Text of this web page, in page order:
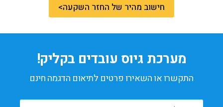
חישוב מהיר של החזר השקעה>
מערכת גיוס עובדים בקליק!
התקשרו או השאירו פרטים לתיאום הדגמה חינם